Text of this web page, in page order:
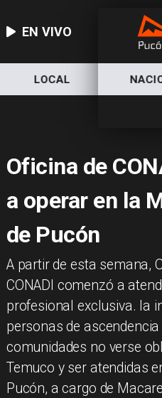
EN VIVO
LOCAL
Oficina de
a operar en la
de Pucón
​A partir de esta semana,
CONADI comenzó a
profesional exclusiva. la
personas de
comunidades no verse
Temuco y ser atendidas
Pucón, a cargo de